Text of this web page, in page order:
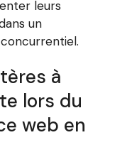
leurs
un
à
lors du
web en